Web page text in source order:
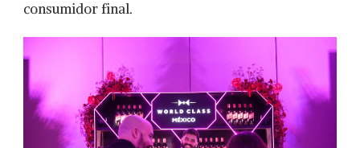
COCTELERÍA
consumidor final.